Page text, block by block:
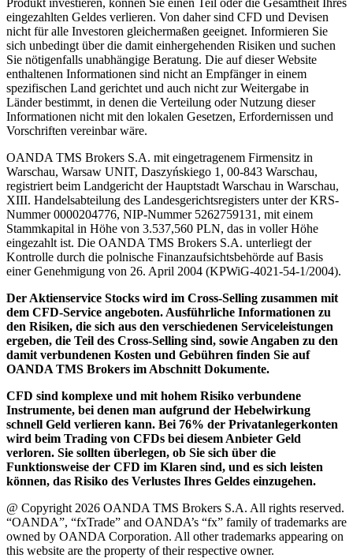
eingezahlten Geldes verlieren. Von daher sind CFD und Devisen
nicht für alle Investoren gleichermaßen geeignet. Informieren Sie
sich unbedingt über die damit einhergehenden Risiken und suchen
Sie nötigenfalls unabhängige Beratung. Die auf dieser Website
enthaltenen Informationen sind nicht an Empfänger in einem
spezifischen Land gerichtet und auch nicht zur Weitergabe in
Länder bestimmt, in denen die Verteilung oder Nutzung dieser
Informationen nicht mit den lokalen Gesetzen, Erfordernissen und
Vorschriften vereinbar wäre.
OANDA TMS Brokers S.A. mit eingetragenem Firmensitz in
Warschau, Warsaw UNIT, Daszyńskiego 1, 00-843 Warschau,
registriert beim Landgericht der Hauptstadt Warschau in Warschau,
XIII. Handelsabteilung des Landesgerichtsregisters unter der KRS-
Nummer 0000204776, NIP-Nummer 5262759131, mit einem
Stammkapital in Höhe von 3.537,560 PLN, das in voller Höhe
eingezahlt ist. Die OANDA TMS Brokers S.A. unterliegt der
Kontrolle durch die polnische Finanzaufsichtsbehörde auf Basis
einer Genehmigung von 26. April 2004 (KPWiG-4021-54-1/2004).
Der Aktienservice Stocks wird im Cross-Selling zusammen mit
dem CFD-Service angeboten. Ausführliche Informationen zu
den Risiken, die sich aus den verschiedenen Serviceleistungen
ergeben, die Teil des Cross-Selling sind, sowie Angaben zu den
damit verbundenen Kosten und Gebühren finden Sie auf
OANDA TMS Brokers im Abschnitt Dokumente.
CFD sind komplexe und mit hohem Risiko verbundene
Instrumente, bei denen man aufgrund der Hebelwirkung
schnell Geld verlieren kann. Bei 76% der Privatanlegerkonten
wird beim Trading von CFDs bei diesem Anbieter Geld
verloren. Sie sollten überlegen, ob Sie sich über die
Funktionsweise der CFD im Klaren sind, und es sich leisten
können, das Risiko des Verlustes Ihres Geldes einzugehen.
@ Copyright 2026 OANDA TMS Brokers S.A. All rights reserved.
“OANDA”, “fxTrade” and OANDA’s “fx” family of trademarks are
owned by OANDA Corporation. All other trademarks appearing on
this website are the property of their respective owner.